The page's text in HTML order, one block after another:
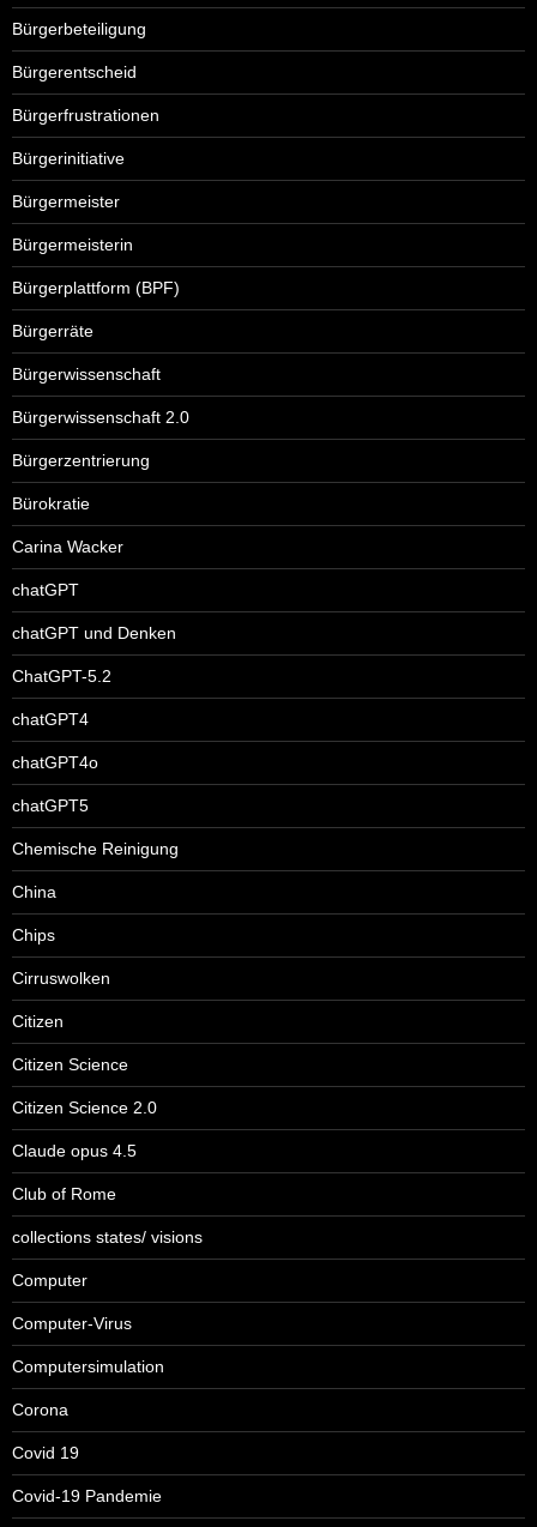
Bürgerbeteiligung
Bürgerentscheid
Bürgerfrustrationen
Bürgerinitiative
Bürgermeister
Bürgermeisterin
Bürgerplattform (BPF)
Bürgerräte
Bürgerwissenschaft
Bürgerwissenschaft 2.0
Bürgerzentrierung
Bürokratie
Carina Wacker
chatGPT
chatGPT und Denken
ChatGPT-5.2
chatGPT4
chatGPT4o
chatGPT5
Chemische Reinigung
China
Chips
Cirruswolken
Citizen
Citizen Science
Citizen Science 2.0
Claude opus 4.5
Club of Rome
collections states/ visions
Computer
Computer-Virus
Computersimulation
Corona
Covid 19
Covid-19 Pandemie